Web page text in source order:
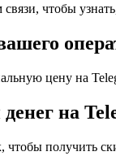
чтобы
цену на
на
чтобы получить